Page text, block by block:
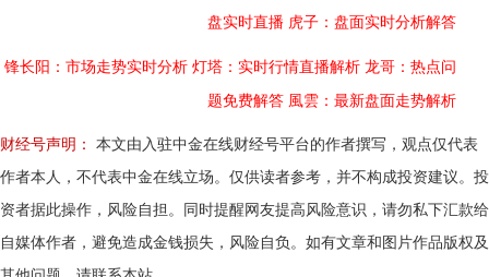
盘实时直播 虎子：盘面实时分析解答
锋长阳：市场走势实时分析 灯塔：实时行情直播解析 龙哥：热点问
题免费解答 風雲：最新盘面走势解析
财经号声明：
本文由入驻中金在线财经号平台的作者撰写，观点仅代表
作者本人，不代表中金在线立场。仅供读者参考，并不构成投资建议。投
资者据此操作，风险自担。同时提醒网友提高风险意识，请勿私下汇款给
自媒体作者，避免造成金钱损失，风险自负。如有文章和图片作品版权及